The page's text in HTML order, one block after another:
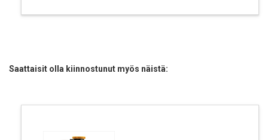
Saattaisit olla kiinnostunut myös näistä: